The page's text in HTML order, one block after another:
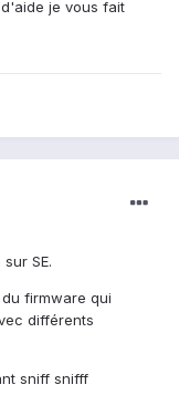
je vous fait
SE.
firmware qui
différents
sniff snifff